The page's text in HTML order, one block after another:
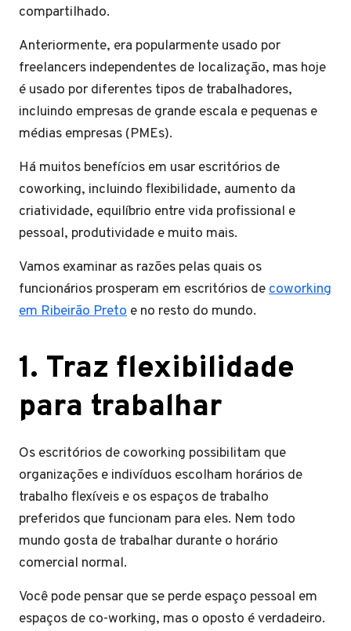
compartilhado.
Anteriormente, era popularmente usado por
freelancers independentes de localização, mas hoje
é usado por diferentes tipos de trabalhadores,
incluindo empresas de grande escala e pequenas e
médias empresas (PMEs).
Há muitos benefícios em usar escritórios de
coworking, incluindo flexibilidade, aumento da
criatividade, equilíbrio entre vida profissional e
pessoal, produtividade e muito mais.
Vamos examinar as razões pelas quais os
funcionários prosperam em escritórios decoworking
em Ribeirão Preto e no resto do mundo.
1. Traz flexibilidade
para trabalhar
Os escritórios de coworking possibilitam que
organizações e indivíduos escolham horários de
trabalho flexíveis e os espaços de trabalho
preferidos que funcionam para eles. Nem todo
mundo gosta de trabalhar durante o horário
comercial normal.
Você pode pensar que se perde espaço pessoal em
espaços de co-working, mas o oposto é verdadeiro.